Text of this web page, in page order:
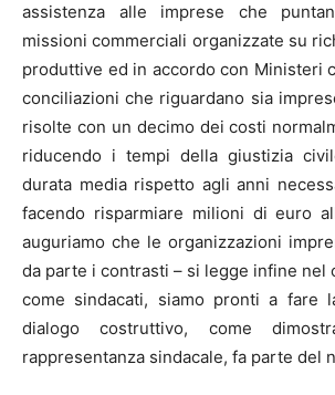
assistenza alle imprese che
missioni commerciali organizzate su
produttive ed in accordo con Ministeri
conciliazioni che riguardano sia
risolte con un decimo dei costi
riducendo i tempi della giustizia
durata media rispetto agli anni
facendo risparmiare milioni di euro
auguriamo che le organizzazioni
da parte i contrasti – si legge infine nel
come sindacati, siamo pronti a fare
dialogo costruttivo, come
rappresentanza sindacale, fa parte del